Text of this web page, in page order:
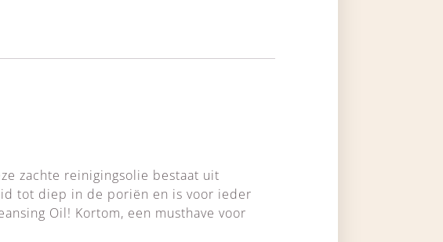
zachte reinigingsolie bestaat uit
tot diep in de poriën en is voor ieder
Oil! Kortom, een musthave voor